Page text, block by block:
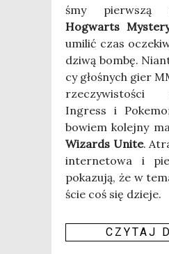
śmy pierw­szą
Hogwarts
umi­lić czas
dzi­wą bom­bę.
cy gło­śnych gier
rze­czy­wi­sto­ści
Ingress i
bowiem kolej­ny
Wizards Uni­te.
inter­ne­to­wa i
poka­zu­ją, że w
ście coś się dzie­je.
CZY­TAJ